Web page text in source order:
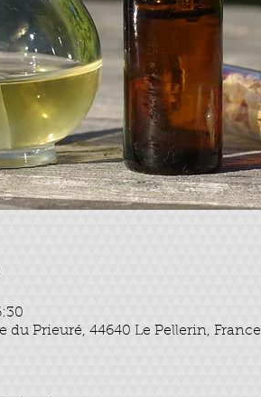
du Prieuré, 44640 Le Pellerin, France